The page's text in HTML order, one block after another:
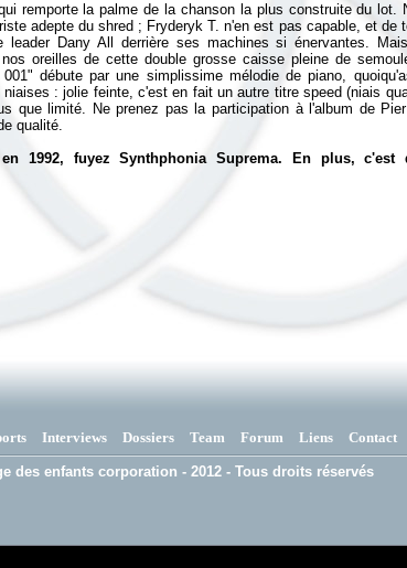
remporte la palme de la chanson la plus construitedu lot.
adepte du shred ; Fryderyk T. n'en est pas capable, et de
Dany All derrière ses machines si énervantes.
oreilles de cette double grosse caisse pleine de
débute par une simplissime mélodie de piano,
: jolie feinte, c'est en fait un autre titre speed (niais
que limité. Ne prenez pas la participation à l'album de
qualité.
1992, fuyez Synthphonia Suprema. En plus, c'est
Interviews Dossiers Team Forum Liens Contact
des enfants corporation - 2012 - Tous droits réservés